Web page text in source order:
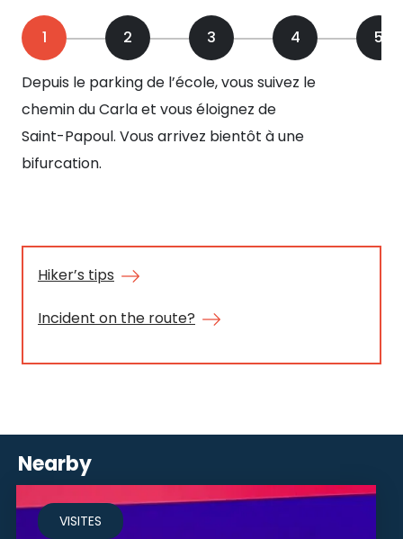
1 2 3 4 5
Depuis le parking de l’école, vous suivez le
chemin du Carla et vous éloignez de
Saint-Papoul. Vous arrivez bientôt à une
bifurcation.
Hiker’s tips
Incident on the route?
Nearby
VISITES